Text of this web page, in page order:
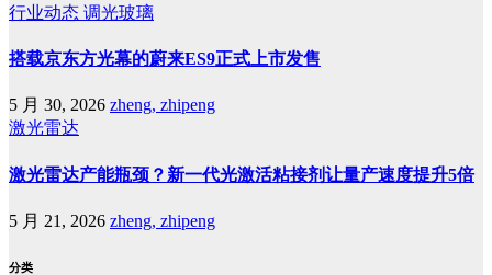
行业动态 调光玻璃
搭载京东方光幕的蔚来ES9正式上市发售
5 月 30, 2026 zheng, zhipeng
激光雷达
激光雷达产能瓶颈？新一代光激活粘接剂让量产速度提升5倍
5 月 21, 2026 zheng, zhipeng
分类